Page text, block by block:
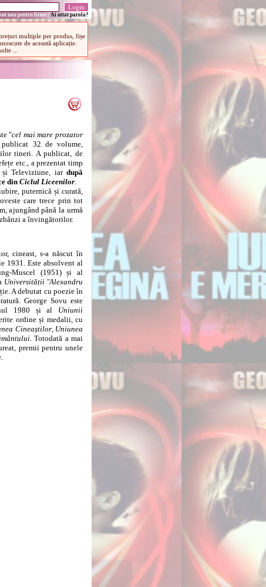
nou pentru firme Ai uitat parola?
"cel mai mare prozator
32 de volume,
tineri. A publicat, de
etc., a prezentat timp
Televiziune, iar după
din Ciclul Liceenilor.
puternică și curată,
care trece prin tot
ajungând până la urmă
a învingătorilor.
cineast, s-a născut în
1931. Este absolvent al
Muscel (1951) și al
Universității "Alexandru
A debutat cu poezie în
George Sovu este
1980 și al Uniunii
ordine și medalii, cu
Cineaștilor, Uniunea
. Totodată a mai
premii pentru unele